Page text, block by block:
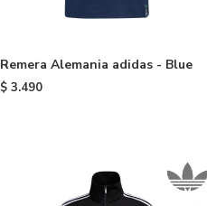
Remera Alemania adidas - Blue
$ 3.490